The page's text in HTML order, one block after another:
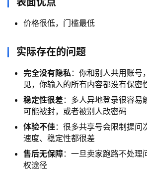
W
应
用
可
器
价格很低，门槛最低
实际存在的问题
完全没有隐私：你和别人共用账号
见，你输入的所有内容都没有保密
稳定性很差：多人异地登录很容易
可能被封，或者被别人改密码
体验不佳：很多共享号会限制提问
速度、稳定性都很差
售后无保障：一旦卖家跑路不处理
权途径